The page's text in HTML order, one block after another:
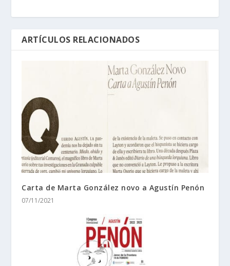
ARTÍCULOS RELACIONADOS
Carta de Marta González novo a Agustín Penón
07/11/2021